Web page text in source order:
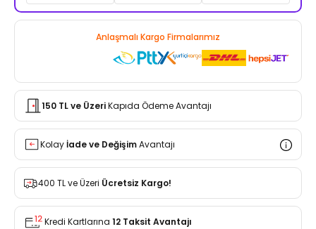
Anlaşmalı Kargo Firmalarımız
150 TL ve ÜzeriKapıda Ödeme Avantajı
Kolayİade ve DeğişimAvantajı
400 TL ve Üzeri Ücretsiz Kargo!
Kredi Kartlarına 12 Taksit Avantajı